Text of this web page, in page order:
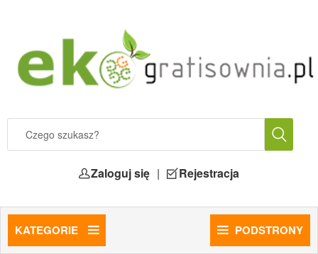
Zaloguj się | Rejestracja
KATEGORIE PODSTRONY